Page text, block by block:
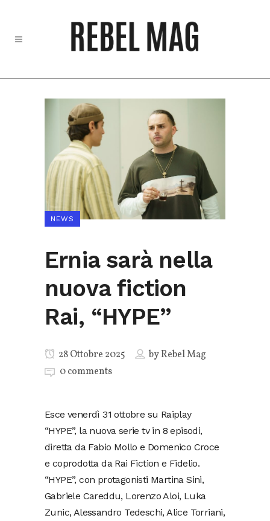
NEWS
Ernia sarà nella
nuova fiction
Rai, “HYPE”
28 Ottobre 2025 byRebel Mag
0 comments
Esce venerdì 31 ottobre su Raiplay
“HYPE”, la nuova serie tv in 8 episodi,
diretta da Fabio Mollo e Domenico Croce
e coprodotta da Rai Fiction e Fidelio.
“HYPE”, con protagonisti Martina Sini,
Gabriele Careddu, Lorenzo Aloi, Luka
Zunic, Alessandro Tedeschi, Alice Torriani,